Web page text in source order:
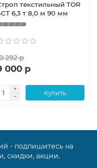
текстильный TOR
6,3 т 8,0 м 90 мм
292 р
000 р
Купить
- подпишитесь на
скидки, акции.